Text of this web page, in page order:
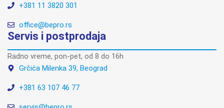
+381 11 3820 301
office@bepro.rs
Servis i postprodaja
Radno vreme, pon-pet, od 8 do 16h
Grčića Milenka 39, Beograd
+381 63 107 46 77